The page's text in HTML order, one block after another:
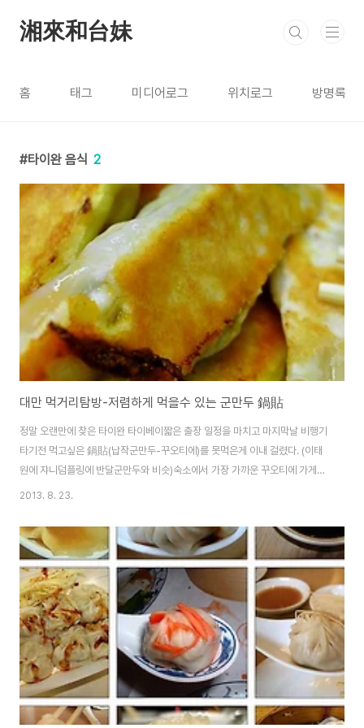
湘來和台妹
홈 태그 미디어로그 위치로그 방명록
타이완 음식 2
대만 먹거리탐방-저렴하게 먹을수 있는 군만두 鍋貼
정말 오랜만에 찾은 타이완 타이베이짧은 출장 일정을 마치고 마지막날 비행기
타기전 먹고싶은 鍋貼(납작군만두-꾸오티에)를 못먹은게 이내 걸렸다. (이태
원에 쟈니덤플링에 반달군만두와 비슷)숙소에서 가장 가까운 꾸오티에 가게를
구글링 하다보니 忠孝復興 지하상가 안에 위치한걸 발견!!대만에서 유명한 꾸
를 꾸오티에를 먹기로 하고 타이메이와 함께 20개 만두를 주문만두 하나에
NTD 5 $면 한화로 약 190원이라고 보면 되니 정말 싼 가격이다. 국내에서 일
반 분식점에서 냉동만두를 주더라도 8개 3000원정도 하니 말이다 원조꾸오
티에, 카레꾸오티에, 부추꾸오티에 그리고 물만두를 주문했다 그렇게 20개의
만두를 주문하고 나니 대만돈으로 100원(..
2013. 8. 23.